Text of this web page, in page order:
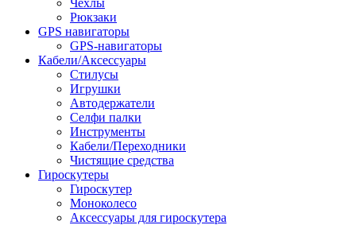
Чехлы
Рюкзаки
GPS навигаторы
GPS-навигаторы
Кабели/Аксессуары
Стилусы
Игрушки
Автодержатели
Селфи палки
Инструменты
Кабели/Переходники
Чистящие средства
Гироскутеры
Гироскутер
Моноколесо
Аксессуары для гироскутера